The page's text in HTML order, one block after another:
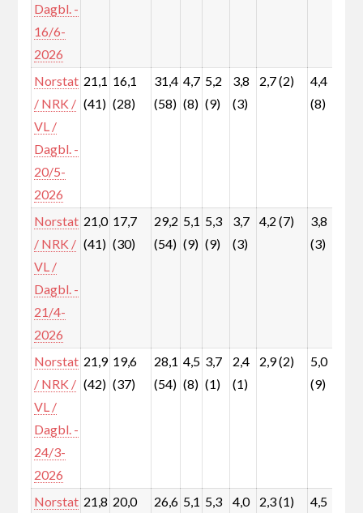
Dagbl. -
16/6-
2026
Norstat
/ NRK /
VL /
Dagbl. -
20/5-
2026
21,1
(41)
16,1
(28)
31,4
(58)
4,7
(8)
5,2
(9)
3,8
(3)
2,7 (2)
4,4
(8)
Norstat
/ NRK /
VL /
Dagbl. -
21/4-
2026
21,0
(41)
17,7
(30)
29,2
(54)
5,1
(9)
5,3
(9)
3,7
(3)
4,2 (7)
3,8
(3)
Norstat
/ NRK /
VL /
Dagbl. -
24/3-
2026
21,9
(42)
19,6
(37)
28,1
(54)
4,5
(8)
3,7
(1)
2,4
(1)
2,9 (2)
5,0
(9)
Norstat 21,8 20,0 26,6 5,1 5,3 4,0 2,3 (1) 4,5